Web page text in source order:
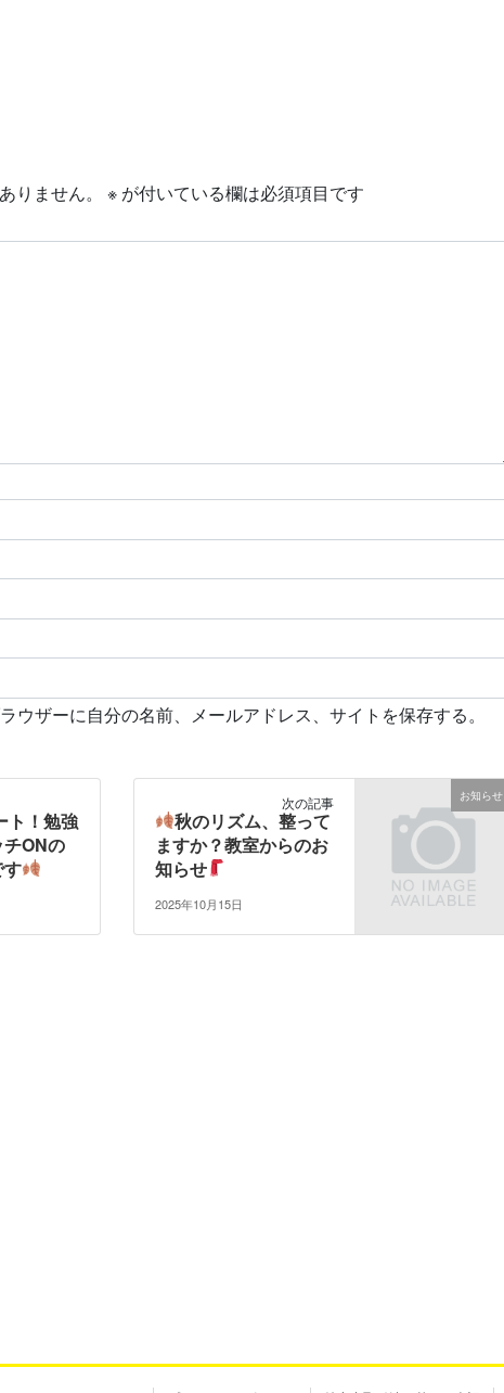
りません。 ※ が付いている欄は必須項目です
ウザーに自分の名前、メールアドレス、サイトを保存する。
ト！勉強
ONの
す
お知らせ
次の記事
秋のリズム、整って
ますか？教室からのお
知らせ
2025年10月15日